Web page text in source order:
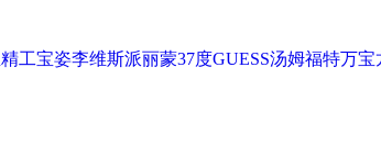
精工宝姿李维斯派丽蒙37度GUESS汤姆福特万宝